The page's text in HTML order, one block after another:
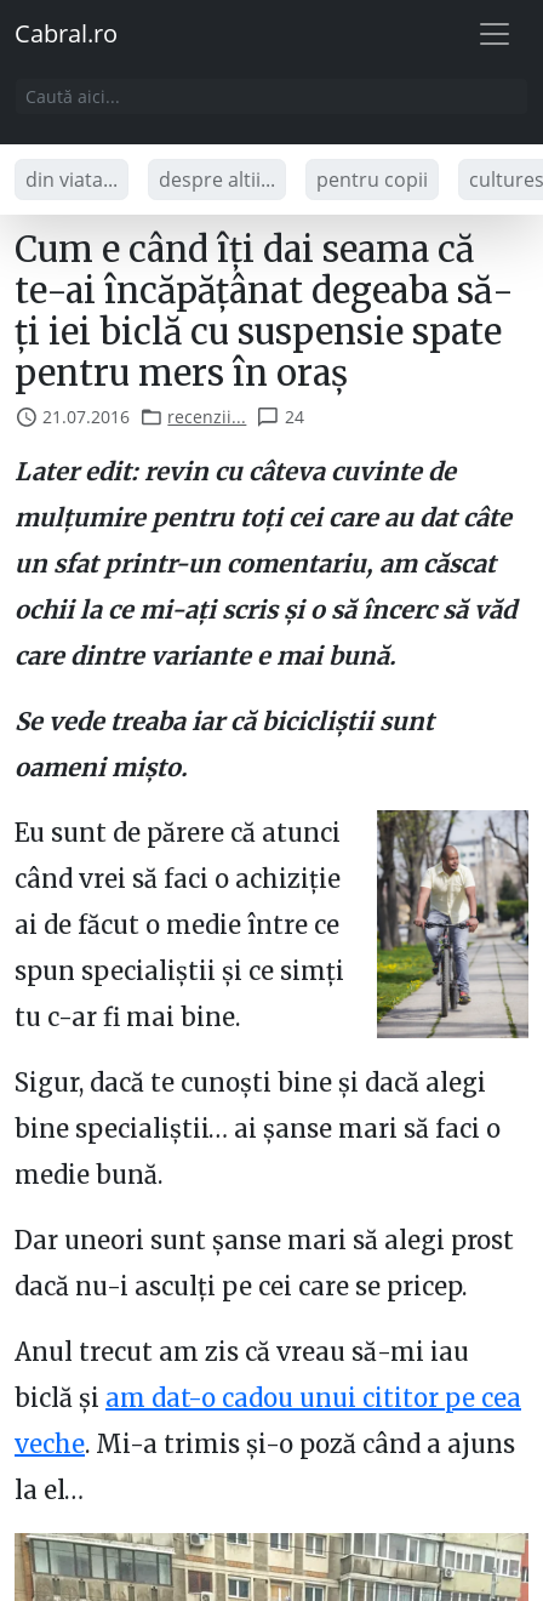
Cabral.ro
din viata... despre altii... pentru copii
Cum e când îți dai seama că
te-ai încăpățânat degeaba să-
ți iei biclă cu suspensie spate
pentru mers în oraș
21.07.2016 recenzii... 24
Later edit: revin cu câteva cuvinte de
mulțumire pentru toți cei care au dat câte
un sfat printr-un comentariu, am căscat
ochii la ce mi-ați scris și o să încerc să văd
care dintre variante e mai bună.
Se vede treaba iar că bicicliștii sunt
oameni mișto.
Eu sunt de părere că atunci
când vrei să faci o achiziție
ai de făcut o medie între ce
spun specialiștii și ce simți
tu c-ar fi mai bine.
Sigur, dacă te cunoști bine și dacă alegi
bine specialiștii… ai șanse mari să faci o
medie bună.
Dar uneori sunt șanse mari să alegi prost
dacă nu-i asculți pe cei care se pricep.
Anul trecut am zis că vreau să-mi iau
biclă și am dat-o cadou unui cititor pe cea
veche. Mi-a trimis și-o poză când a ajuns
la el…